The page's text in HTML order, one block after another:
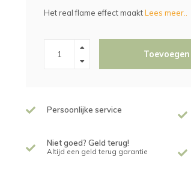
Het real flame effect maaktLees meer..
Persoonlijke service
Niet goed? Geld terug!
Altijd een geld terug garantie